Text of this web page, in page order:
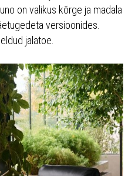
on valikus kõrge ja madala
versioonides.
jalatoe.